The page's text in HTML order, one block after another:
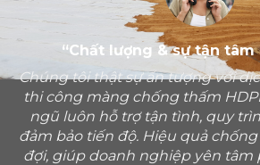
“Chất lượng & sự tận tâm
Chúng tôi thật sự ấn tượng với
thi công màng chống thấm
ngũ luôn hỗ trợ tận tình, quy
đảm bảo tiến độ. Hiệu quả
đợi, giúp doanh nghiệp yên tâm